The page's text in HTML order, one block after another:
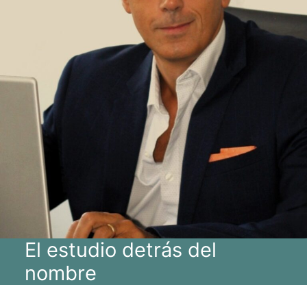
El estudio detrás del
nombre